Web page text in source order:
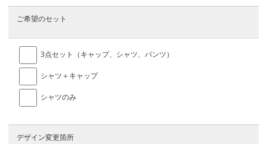
ご希望のセット
3点セット（キャップ、シャツ、パンツ）
シャツ＋キャップ
シャツのみ
デザイン変更箇所